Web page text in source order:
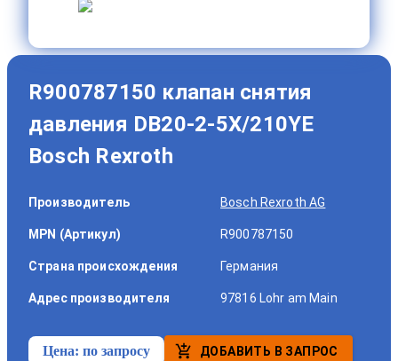
R900787150 клапан снятия
давления DB20-2-5X/210YE
Bosch Rexroth
Производитель Bosch Rexroth AG
MPN (Артикул) R900787150
Страна происхождения Германия
Адрес производителя 97816 Lohr am Main
Цена: по запросу ДОБАВИТЬ В ЗАПРОС